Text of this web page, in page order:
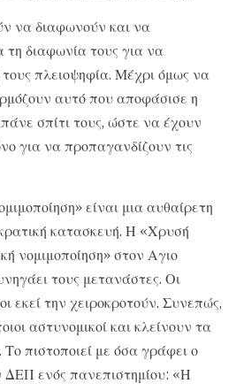
να διαφωνούν και να
διαφωνία τους για να
τους πλειοψηφία. Μέχρι όμως να
αυτό που αποφάσισε η
σπίτι τους, ώστε να έχουν
για να προπαγανδίζουν τις
είναι μια αυθαίρετη
κατασκευή. Η «Χρυσή
νομιμοποίηση» στον Αγιο
τους μετανάστες. Οι
εκεί την χειροκροτούν. Συνεπώς,
αστυνομικοί και κλείνουν τα
πιστοποιεί με όσα γράφει ο
ενός πανεπιστημίου: «Η